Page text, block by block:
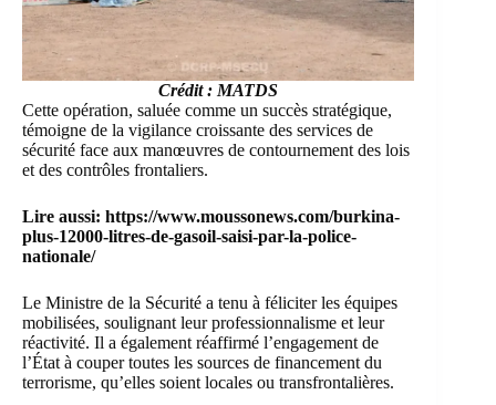
Crédit : MATDS
Cette opération, saluée comme un succès stratégique,
témoigne de la vigilance croissante des services de
sécurité face aux manœuvres de contournement des lois
et des contrôles frontaliers.
Lire aussi: https://www.moussonews.com/burkina-
plus-12000-litres-de-gasoil-saisi-par-la-police-
nationale/
Le Ministre de la Sécurité a tenu à féliciter les équipes
mobilisées, soulignant leur professionnalisme et leur
réactivité. Il a également réaffirmé l’engagement de
l’État à couper toutes les sources de financement du
terrorisme, qu’elles soient locales ou transfrontalières.